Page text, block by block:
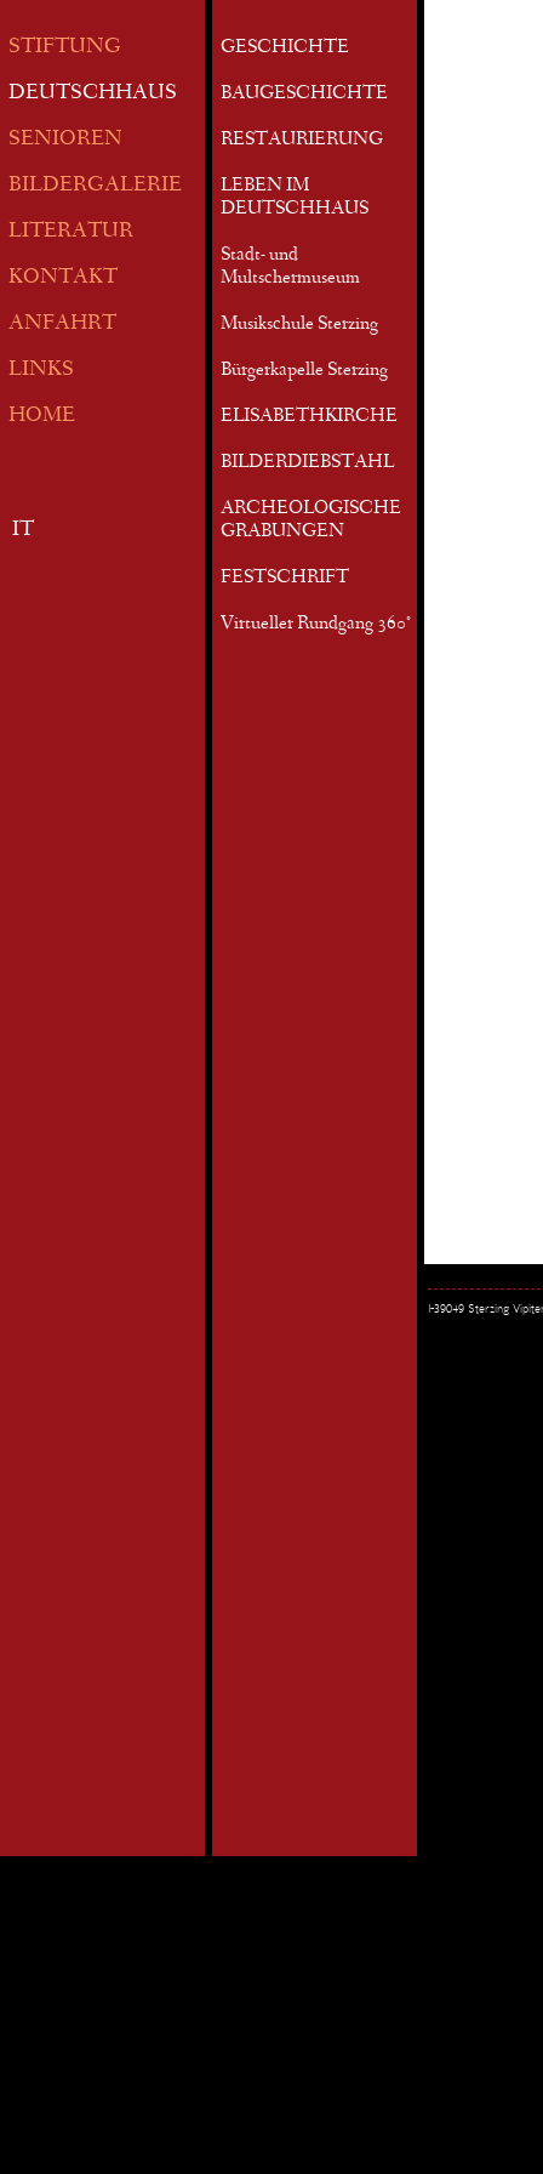
STIFTUNG
DEUTSCHHAUS
SENIOREN
BILDERGALERIE
LITERATUR
KONTAKT
ANFAHRT
LINKS
HOME
IT
GESCHICHTE
BAUGESCHICHTE
RESTAURIERUNG
LEBEN IM
DEUTSCHHAUS
Stadt- und
Multschermuseum
Musikschule Sterzing
Bürgerkapelle Sterzing
ELISABETHKIRCHE
BILDERDIEBSTAHL
ARCHEOLOGISCHE
GRABUNGEN
FESTSCHRIFT
Virtueller Rundgang 360°
I-39049 Sterzing